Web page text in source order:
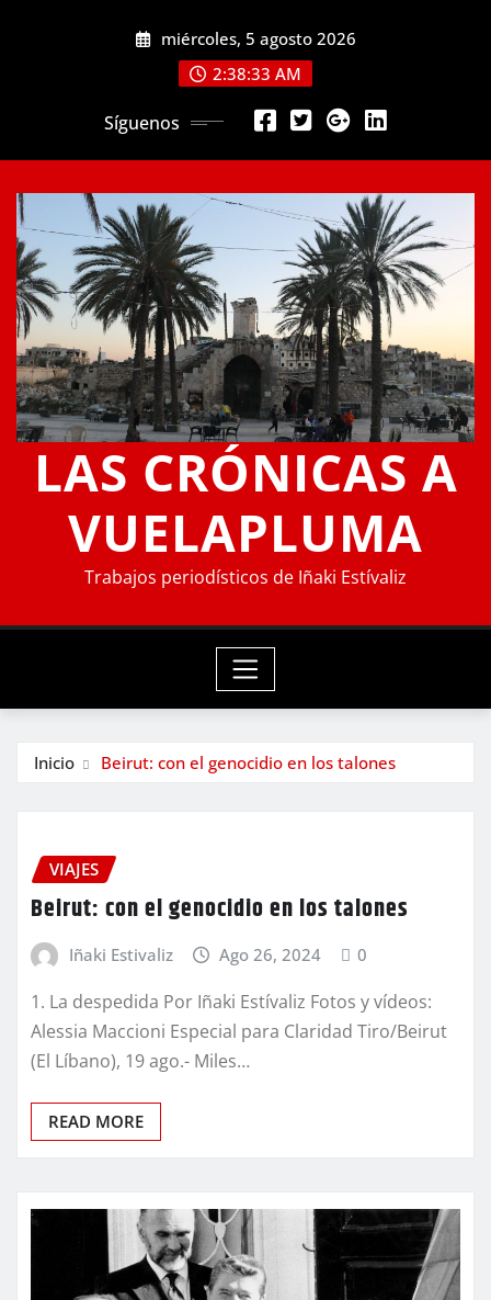
miércoles, 5 agosto 2026
2:38:34 AM
Síguenos
LAS CRÓNICAS A
VUELAPLUMA
Trabajos periodísticos de Iñaki Estívaliz
Inicio Beirut: con el genocidio en los talones
VIAJES
Beirut: con el genocidio en los talones
Iñaki Estivaliz Ago 26, 2024 0
1. La despedida Por Iñaki Estívaliz Fotos y vídeos:
Alessia Maccioni Especial para Claridad Tiro/Beirut
(El Líbano), 19 ago.- Miles…
READ MORE